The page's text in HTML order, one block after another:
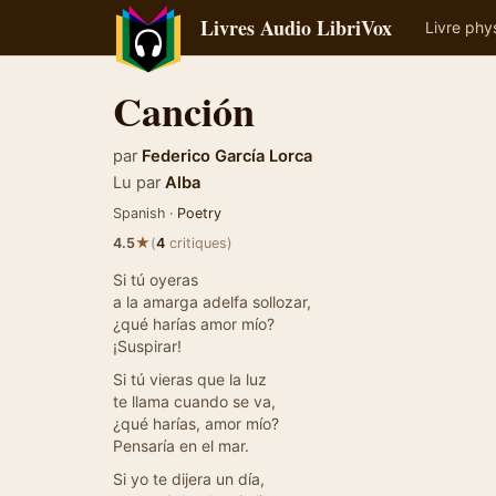
Livres Audio LibriVox Livre
Canción
par Federico García Lorca
Lu par Alba
Spanish · Poetry
4.5★(4 critiques)
Si tú oyeras
a la amarga adelfa sollozar,
¿qué harías amor mío?
¡Suspirar!
Si tú vieras que la luz
te llama cuando se va,
¿qué harías, amor mío?
Pensaría en el mar.
Si yo te dijera un día,